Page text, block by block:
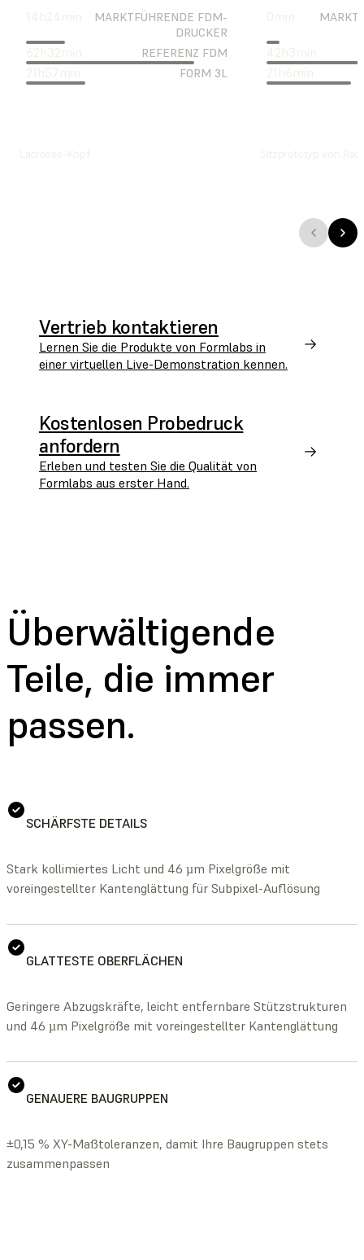
14 h24 min
MARKTFÜHRENDE FDM-
DRUCKER
62h32min REFERENZ FDM
21 h57min FORM 3L
Lacrosse-Kopf
0min
42h3min
21 h6min
Sitzprototyp von
Vertrieb kontaktieren
Lernen Sie die Produkte von Formlabs in
einer virtuellen Live-Demonstration kennen.
Kostenlosen Probedruck
anfordern
Erleben und testen Sie die Qualität von
Formlabs aus erster Hand.
Überwältigende
Teile, die immer
passen.
SCHÄRFSTE DETAILS
Stark kollimiertes Licht und 46 µm Pixelgröße mit
voreingestellter Kantenglättung für Subpixel-Auflösung
GLATTESTE OBERFLÄCHEN
Geringere Abzugskräfte, leicht entfernbare Stützstrukturen
und 46 µm Pixelgröße mit voreingestellter Kantenglättung
GENAUERE BAUGRUPPEN
±0,15 % XY-Maßtoleranzen, damit Ihre Baugruppen stets
zusammenpassen